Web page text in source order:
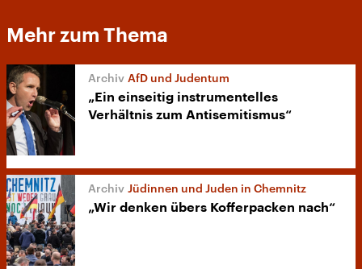
Mehr zum Thema
AfD und Judentum
„Ein einseitig instrumentelles
Verhältnis zum Antisemitismus“
Jüdinnen und Juden in Chemnitz
„Wir denken übers Kofferpacken nach“